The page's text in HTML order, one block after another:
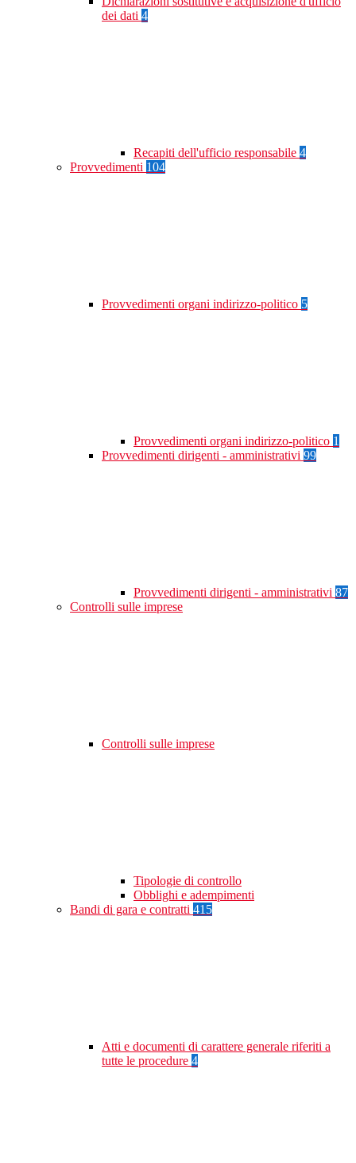
dei dati 4
Recapiti dell'ufficio responsabile 4
Provvedimenti 104
Provvedimenti organi indirizzo-politico 5
Provvedimenti organi indirizzo-politico 1
Provvedimenti dirigenti - amministrativi 99
Provvedimenti dirigenti - amministrativi 87
Controlli sulle imprese
Controlli sulle imprese
Tipologie di controllo
Obblighi e adempimenti
Bandi di gara e contratti 415
Atti e documenti di carattere generale riferiti a
tutte le procedure 4